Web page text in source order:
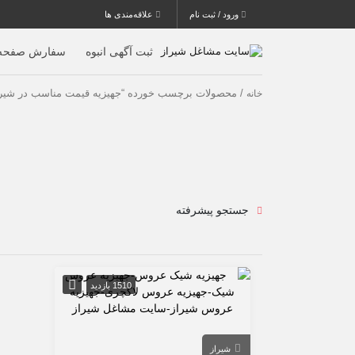
ورود / ثبت نام علاقه‌مندی ها
ثبت آگهی انبوه سفارش
خانه / محصولات برچسب خورده “جهیزیه قیمت مناسب در
جستجو پیشرفته
1510 بازدید
شیراز